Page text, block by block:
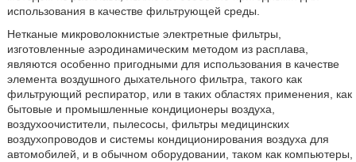
использования в качестве фильтрующей среды.
Нетканые микроволокнистые электретные фильтры,
изготовленные аэродинамическим методом из расплава,
являются особенно пригодными для использования в качестве
элемента воздушного дыхательного фильтра, такого как
фильтрующий респиратор, или в таких областях применения, как
бытовые и промышленные кондиционеры воздуха,
воздухоочистители, пылесосы, фильтры медицинских
воздухопроводов и системы кондиционирования воздуха для
автомобилей, и в обычном оборудовании, таком как компьютеры,